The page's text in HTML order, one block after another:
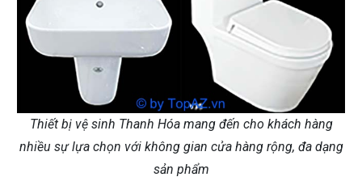
Thiết bị vệ sinh Thanh Hóa mang đến cho khách hàng
nhiều sự lựa chọn với không gian cửa hàng rộng, đa dạng
sản phẩm